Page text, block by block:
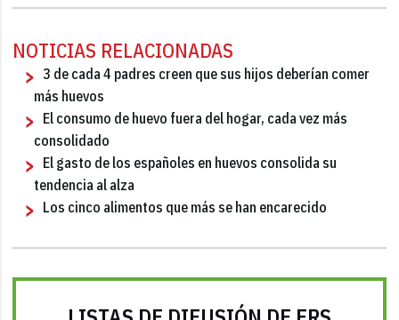
NOTICIAS RELACIONADAS
3 de cada 4 padres creen que sus hijos deberían comer
más huevos
El consumo de huevo fuera del hogar, cada vez más
consolidado
El gasto de los españoles en huevos consolida su
tendencia al alza
Los cinco alimentos que más se han encarecido